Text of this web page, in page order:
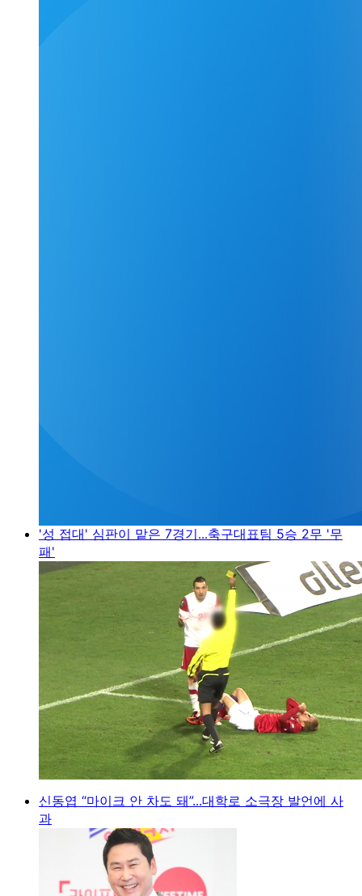
'성 접대' 심판이 맡은 7경기...축구대표팀 5승 2무 '무
패'
신동엽 “마이크 안 차도 돼”...대학로 소극장 발언에 사
과